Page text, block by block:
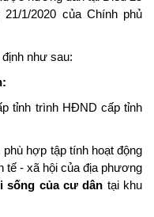
1/2020 của Chính phủ
như sau:
tỉnh trình HĐND cấp tỉnh
hợp tập tính hoạt động
tế - xã hội của địa phương
sống của cư dân tại khu